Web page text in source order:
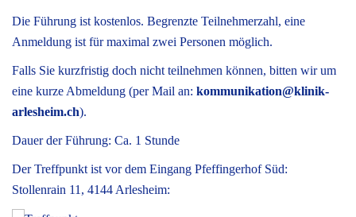
Die Führung ist kostenlos. Begrenzte Teilnehmerzahl, eine
Anmeldung ist für maximal zwei Personen möglich.
Falls Sie kurzfristig doch nicht teilnehmen können, bitten wir um
eine kurze Abmeldung (per Mail an: kommunikation@klinik-
arlesheim.ch).
Dauer der Führung: Ca. 1 Stunde
Der Treffpunkt ist vor dem Eingang Pfeffingerhof Süd:
Stollenrain 11, 4144 Arlesheim: